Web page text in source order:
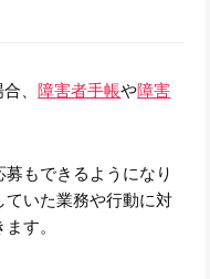
合、障害者手帳や障害
もできるようになり
ていた業務や行動に対
す。